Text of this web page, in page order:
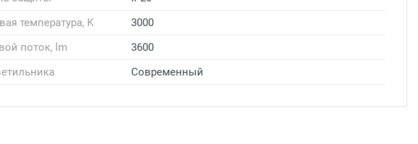
температура, K
3000
поток, lm
3600
Современный